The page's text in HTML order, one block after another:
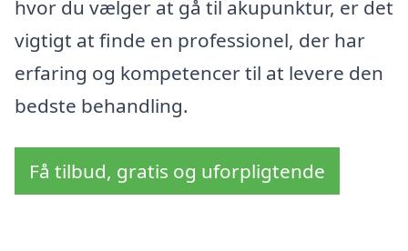
hvor du vælger at gå til akupunktur, er det
vigtigt at finde en professionel, der har
erfaring og kompetencer til at levere den
bedste behandling.
Få tilbud, gratis og uforpligtende